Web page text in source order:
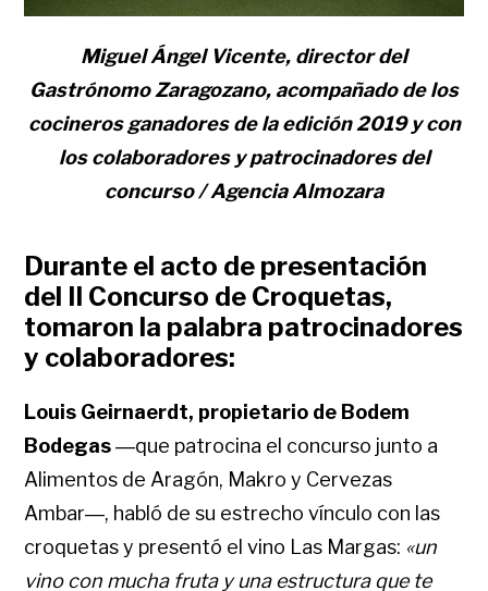
Miguel Ángel Vicente, director del
Gastrónomo Zaragozano, acompañado de los
cocineros ganadores de la edición 2019 y con
los colaboradores y patrocinadores del
concurso / Agencia Almozara
Durante el acto de presentación
del II Concurso de Croquetas,
tomaron la palabra patrocinadores
y colaboradores:
Louis Geirnaerdt, propietario de Bodem
Bodegas―que patrocina el concurso junto a
Alimentos de Aragón, Makro y Cervezas
Ambar―, habló de su estrecho vínculo con las
croquetas y presentó el vino Las Margas: «un
vino con mucha fruta y una estructura que te